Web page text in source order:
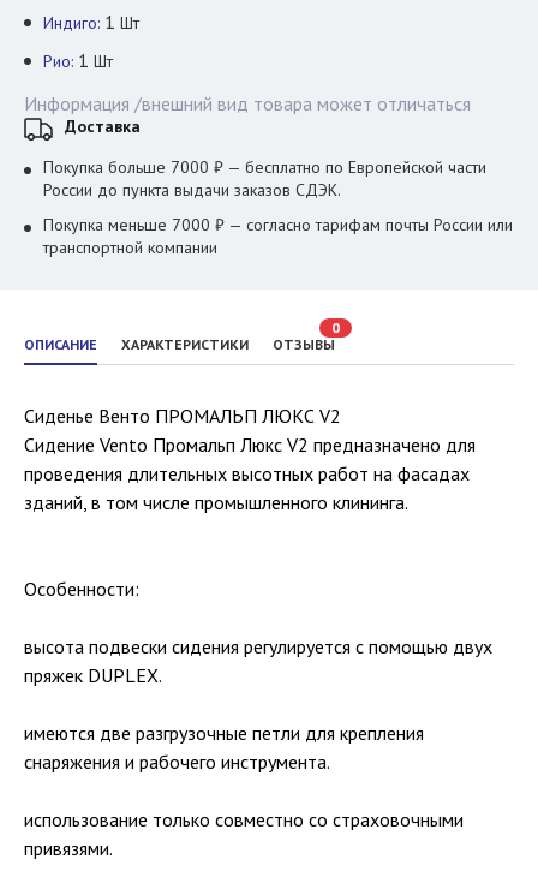
ОПИСАНИЕ ХАРАКТЕРИСТИКИ ОТЗЫВЫ
0
Сиденье Венто ПРОМАЛЬП ЛЮКС V2
Сидение Vento Промальп Люкс V2 предназначено для
проведения длительных высотных работ на фасадах
зданий, в том числе промышленного клининга.
Особенности:
высота подвески сидения регулируется с помощью двух
пряжек DUPLEX.
имеются две разгрузочные петли для крепления
снаряжения и рабочего инструмента.
использование только совместно со страховочными
привязями.
Индиго: 1 Шт
Рио: 1 Шт
Информация /внешний вид товара может отличаться
Доставка
Покупка больше 7000 ₽ — бесплатно по Европейской части
России до пункта выдачи заказов СДЭК.
Покупка меньше 7000 ₽ — согласно тарифам почты России или
транспортной компании